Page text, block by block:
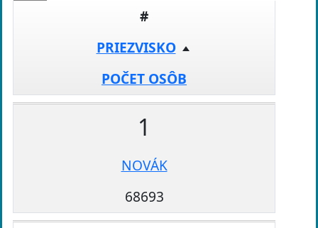
#
PRIEZVISKO
POČET OSÔB
1
NOVÁK
68693